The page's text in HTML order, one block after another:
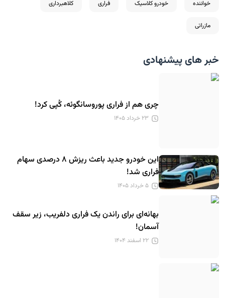
خواننده خودرو کلاسیک فراری کلاهبرداری
مازراتی
خبر های پیشنهادی
چری هم از فراری پوروسانگوئه، کُپی کرد!
۲۳ خرداد ۱۴۰۵
این خودرو جدید باعث ریزش ۸ درصدی سهام
فراری شد!
۵ خرداد ۱۴۰۵
بهانه‌ای برای راندن یک فراری دلفریب، زیر سقف
آسمان!
۲۲ اسفند ۱۴۰۴